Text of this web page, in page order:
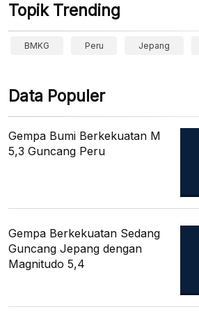
Topik Trending
BMKG Peru Jepang
Data Populer
Gempa Bumi Berkekuatan M
5,3 Guncang Peru
Gempa Berkekuatan Sedang
Guncang Jepang dengan
Magnitudo 5,4